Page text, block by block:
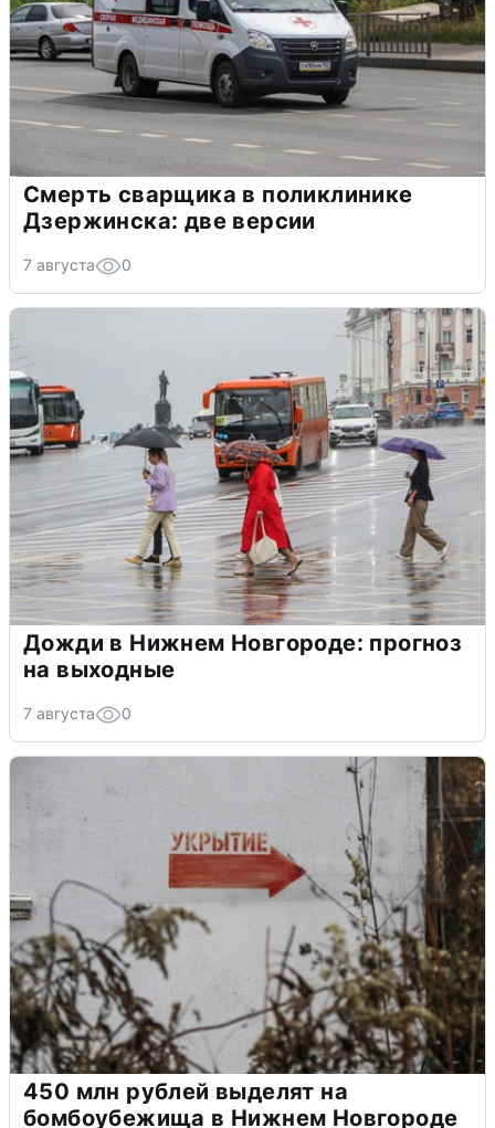
Смерть сварщика в поликлинике
Дзержинска: две версии
7 августа 0
Дожди в Нижнем Новгороде: прогноз
на выходные
7 августа 0
450 млн рублей выделят на
бомбоубежища в Нижнем Новгороде